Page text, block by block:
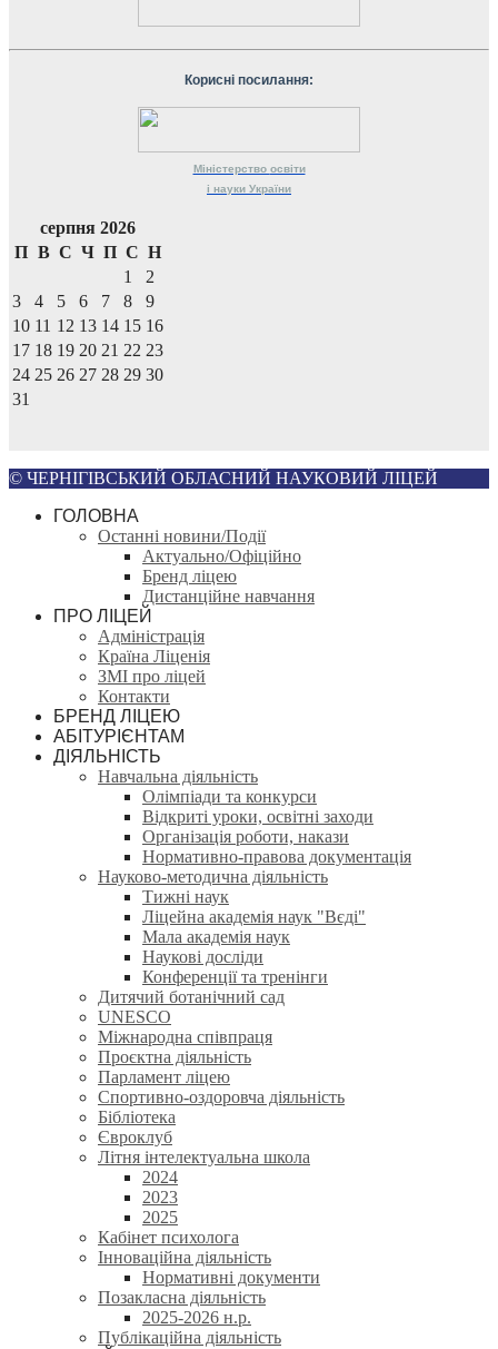
Корисні посилання:
Міністерство освіти
і науки України
серпня 2026
П В С Ч П С Н
1
2
3
4 5 6 7 8
9
10 11 12 13 14 15 16
17 18 19 20 21 22 23
24 25 26 27 28 29 30
31
© ЧЕРНІГІВСЬКИЙ ОБЛАСНИЙ НАУКОВИЙ ЛІЦЕЙ
ГОЛОВНА
Останні новини/Події
Актуально/Офіційно
Бренд ліцею
Дистанційне навчання
ПРО ЛІЦЕЙ
Адміністрація
Країна Ліценія
ЗМІ про ліцей
Контакти
БРЕНД ЛІЦЕЮ
АБІТУРІЄНТАМ
ДІЯЛЬНІСТЬ
Навчальна діяльність
Олімпіади та конкурси
Відкриті уроки, освітні заходи
Організація роботи, накази
Нормативно-правова документація
Науково-методична діяльність
Тижні наук
Ліцейна академія наук "Вєді"
Мала академія наук
Наукові досліди
Конференції та тренінги
Дитячий ботанічний сад
UNESCO
Міжнародна співпраця
Проєктна діяльність
Парламент ліцею
Спортивно-оздоровча діяльність
Бібліотека
Євроклуб
Літня інтелектуальна школа
2024
2023
2025
Кабінет психолога
Інноваційна діяльність
Нормативні документи
Позакласна діяльність
2025-2026 н.р.
Публікаційна діяльність